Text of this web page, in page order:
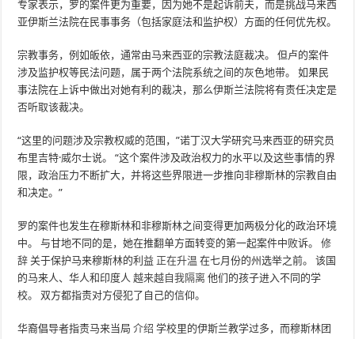
专家表示，罗的案件更为重要，因为她不是起诉前夫，而是挑战马来西
亚伊斯兰法院在民事事务（包括家庭法和监护权）方面的任何优先权。
宗教事务，例如皈依，通常由马来西亚的宗教法庭裁决。 但卢的案件
涉及监护权等民法问题，属于两个法院系统之间的灰色地带。 如果民
事法院在上诉中做出对她有利的裁决，那么伊斯兰法院将有责任决定是
否听取该裁决。
“这里的问题涉及宗教权威的范围，”诺丁汉大学研究马来西亚的研究员
布里吉特·威尔士说。 “这个案件涉及政治权力的水平以及这些事情的界
限，政治压力不断扩大，并将这些界限进一步推向非穆斯林的宗教自由
和决定。”
罗的案件也发生在穆斯林和非穆斯林之间变得更加两极分化的政治环境
中。 与甘地不同的是，她在推翻单方面转变的第一起案件中败诉。修
辞 关于保护马来穆斯林的利益 正在升温 在七月份的州选举之前。 该国
的马来人、华人和印度人越来越自我隔离 他们的孩子进入不同的学
校。 双方都指责对方侵犯了自己的信仰。
华裔倡导者指责马来当局介绍 学校里的伊斯兰教学过多，而穆斯林团